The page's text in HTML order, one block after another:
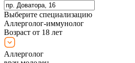
Выберите специализацию
Аллерголог-иммунолог
Возраст от 18 лет
Аллерголог